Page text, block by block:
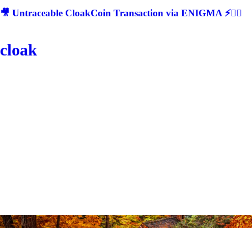
🎥 Untraceable CloakCoin Transaction via ENIGMA ⚡🕵‍♂
cloak